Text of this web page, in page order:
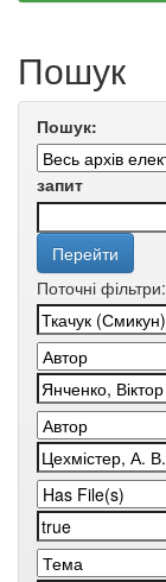
Пошук
Пошук:
запит
Поточні фільтри: